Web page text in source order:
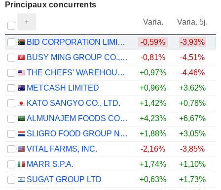
Principaux concurrents
Varia. Varia. 5j.
BID CORPORATION LIMITED
-0,59% -3,93%
BUSY MING GROUP CO., LTD.
-0,81% -4,51%
THE CHEFS' WAREHOUSE, INC.
+0,97% -4,46%
METCASH LIMITED
+0,96% +3,62%
KATO SANGYO CO., LTD.
+1,42% +0,78%
ALMUNAJEM FOODS COMPANY
+4,23% +6,67%
SLIGRO FOOD GROUP N.V.
+1,88% +3,05%
VITAL FARMS, INC.
-2,16% -3,85%
MARR S.P.A.
+1,74% +1,10%
SUGAT GROUP LTD
+0,63% +1,73%